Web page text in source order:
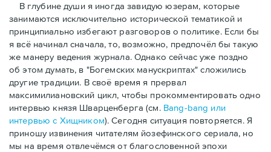
В глубине души я иногда завидую юзерам, которые
занимаются исключительно исторической тематикой и
принципиально избегают разговоров о политике. Если бы
я всё начинал сначала, то, возможно, предпочёл бы такую
же манеру ведения журнала. Однако сейчас уже поздно
об этом думать, в "Богемских манускриптах" сложились
другие традиции. В своё время я прервал
максимилиановский цикл, чтобы прокомментировать одно
интервью князя Шварценберга (cм. Bang-bang или
интервью с Хищником). Cегодня cитyация повторяется. Я
приношу извинения читателям йозефинского сериала, нo
мы на время отвлечёмся от благословенной эпохи